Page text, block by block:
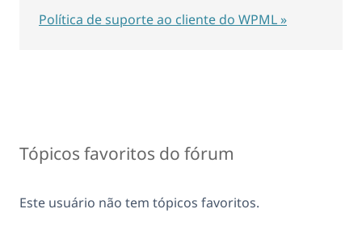
Tópicos favoritos do fórum
Este usuário não tem tópicos favoritos.
Política de suporte ao cliente do WPML »